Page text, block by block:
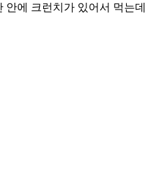
안에 크런치가 있어서 먹는데